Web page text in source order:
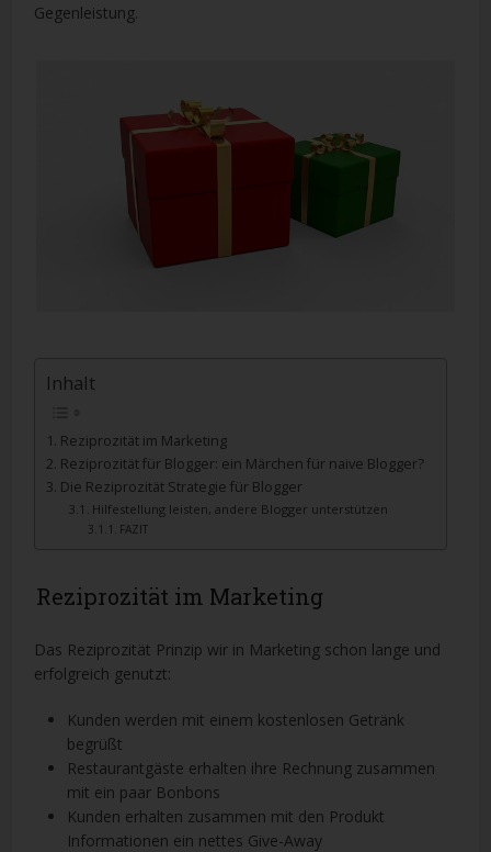
Gegenleistung.
Inhalt
Reziprozität im Marketing
Reziprozität für Blogger: ein Märchen für naive Blogger?
Die Reziprozität Strategie für Blogger
Hilfestellung leisten, andere Blogger unterstützen
FAZIT
Reziprozität im Marketing
Das Reziprozität Prinzip wir in Marketing schon lange und
erfolgreich genutzt:
Kunden werden mit einem kostenlosen Getränk
begrüßt
Restaurantgäste erhalten ihre Rechnung zusammen
mit ein paar Bonbons
Kunden erhalten zusammen mit den Produkt
Informationen ein nettes Give-Away